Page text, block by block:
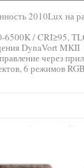
2010Lux на
6500K / CRI≥95,
DynaVort MKII
через
6 режимов